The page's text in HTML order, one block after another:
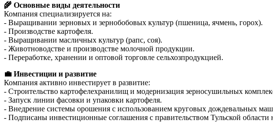
🌾 Основные виды деятельности
Компания специализируется на:
- Выращивании зерновых и зернобобовых культур (пшеница, ячмень, горох).
- Производстве картофеля.
- Выращивании масличных культур (рапс, соя).
- Животноводстве и производстве молочной продукции.
- Переработке, хранении и оптовой торговле сельхозпродукцией.
💼 Инвестиции и развитие
Компания активно инвестирует в развитие:
- Строительство картофелехранилищ и модернизация зерносушильных
- Запуск линии фасовки и упаковки картофеля.
- Внедрение системы орошения с использованием круговых дождевальных
- Подписаны инвестиционные соглашения с правительством Тульской